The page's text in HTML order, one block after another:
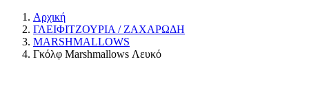
Αρχική
ΓΛΕΙΦΙΤΖΟΥΡΙΑ / ΖΑΧΑΡΩΔΗ
MARSHMALLOWS
Γκόλφ Marshmallows Λευκό